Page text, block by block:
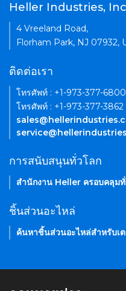
Heller Industries,
4 Vreeland Road,
Florham Park, NJ 07932,
ติดต่อเรา
โทรศัพท์ : +1-973-377-6800
โทรศัพท์ : +1-973-377-3862
การสนับสนุนทั่วโลก
สำนักงาน Heller ครอบคลุม
ชิ้นส่วนอะไหล่
ค้นหาชิ้นส่วนอะไหล่สำหรับเ